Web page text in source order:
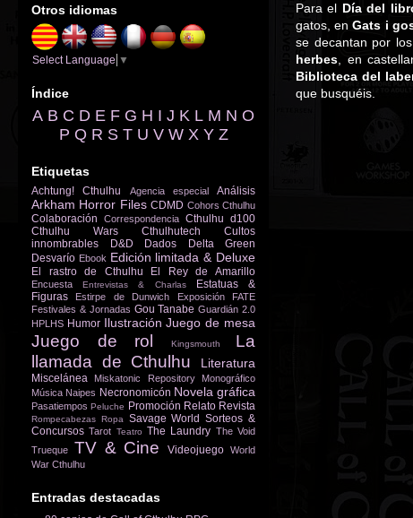
Para el Día del
gatos, enGats i
se decantan por
herbes , en
Biblioteca del
que busquéis.
Otros idiomas
Select Language ▼
Índice
A B C D E F G H I J K L M N O
P Q R S T U V W X Y Z
Etiquetas
Achtung! Cthulhu Agencia especial Análisis
Arkham Horror Files CDMD Cohors Cthulhu
Colaboración Correspondencia Cthulhu d100
Cthulhu Wars
Cthulhutech
Cultos
innombrables
D&D Dados
Delta Green
Desvarío Ebook Edición limitada & Deluxe
El rastro de Cthulhu El Rey de Amarillo
Encuesta Entrevistas & Charlas
Estatuas &
Figuras
Estirpe de Dunwich Exposición
FATE
Festivales & Jornadas Gou Tanabe Guardián 2.0
HPLHS Humor Ilustración Juego de mesa
Juego de rol Kingsmouth
La
llamada de Cthulhu
Literatura
Miscelánea Miskatonic Repository
Monográfico
Música Naipes Necronomicón Novela gráfica
Pasatiempos Peluche Promoción Relato Revista
Rompecabezas Ropa Savage World Sorteos &
Concursos Tarot Teatro The Laundry The Void
Trueque TV & Cine Videojuego World
War Cthulhu
Entradas destacadas